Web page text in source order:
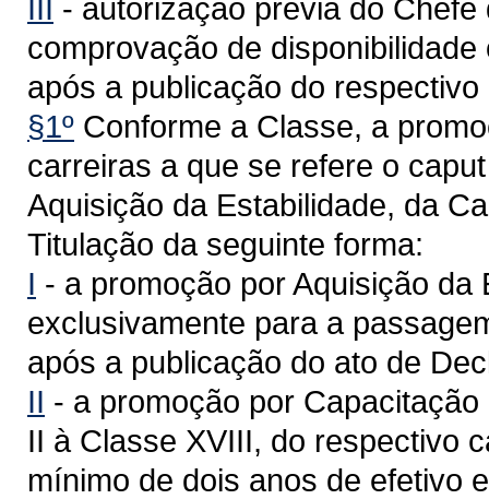
- autorização prévia do
comprovação de
após a publicação do
§1º Conforme a Classe, a
carreiras a que se refere o
Aquisição da Estabilidade, da
Titulação da seguinte forma:
I - a promoção por Aquisição da
exclusivamente para a
após a publicação do ato de
II - a promoção por
II à Classe XVIII, do respectivo
mínimo de dois anos de efetivo